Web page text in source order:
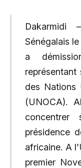
Dakarmidi
Sénégalais
a
représentant
des Nations
(UNOCA).
présidence
africaine. A
premier